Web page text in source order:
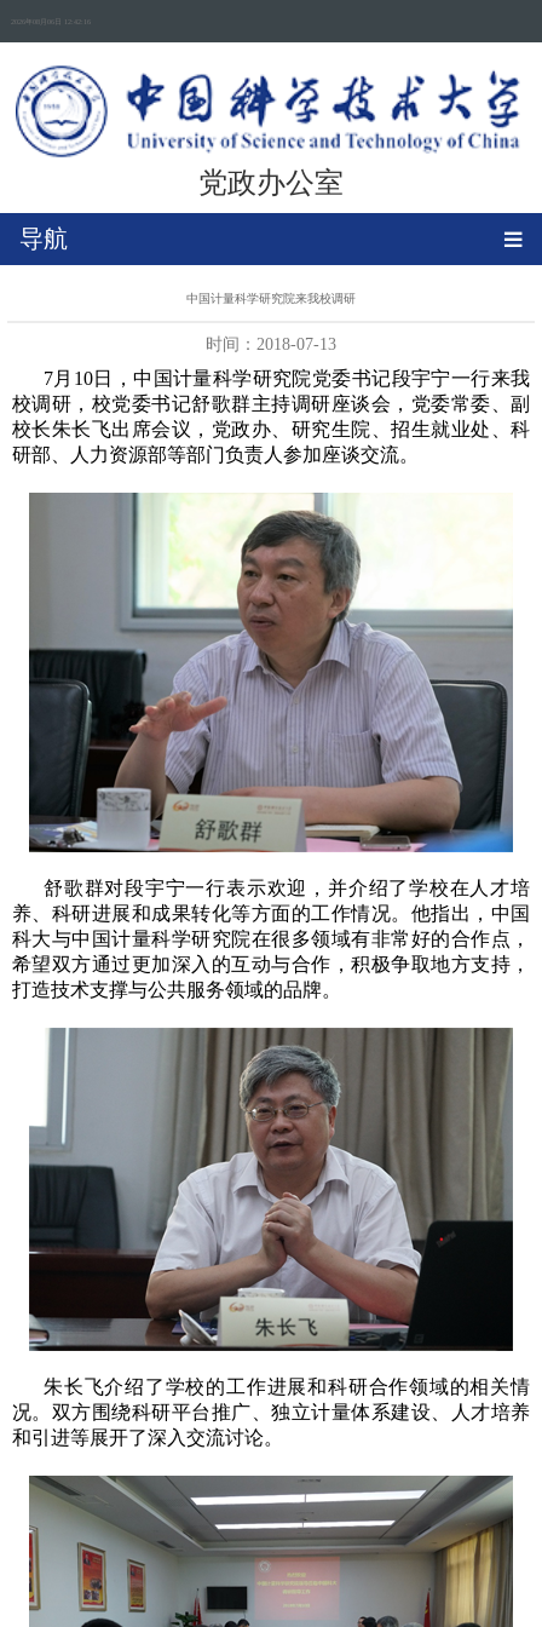
2026年08月06日 12:42:16
党政办公室
导航
中国计量科学研究院来我校调研
时间：2018-07-13
7月10日，中国计量科学研究院党委书记段宇宁一行来我
校调研，校党委书记舒歌群主持调研座谈会，党委常委、副
校长朱长飞出席会议，党政办、研究生院、招生就业处、科
研部、人力资源部等部门负责人参加座谈交流。
舒歌群对段宇宁一行表示欢迎，并介绍了学校在人才培
养、科研进展和成果转化等方面的工作情况。他指出，中国
科大与中国计量科学研究院在很多领域有非常好的合作点，
希望双方通过更加深入的互动与合作，积极争取地方支持，
打造技术支撑与公共服务领域的品牌。
朱长飞介绍了学校的工作进展和科研合作领域的相关情
况。双方围绕科研平台推广、独立计量体系建设、人才培养
和引进等展开了深入交流讨论。